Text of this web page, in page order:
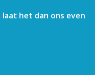
het dan ons even